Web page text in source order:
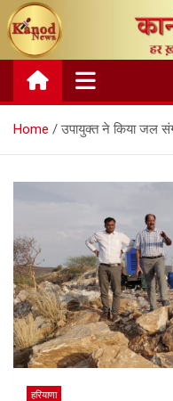
Skip
to
content
Home उपायुक्त ने किया जल
हरियाणा